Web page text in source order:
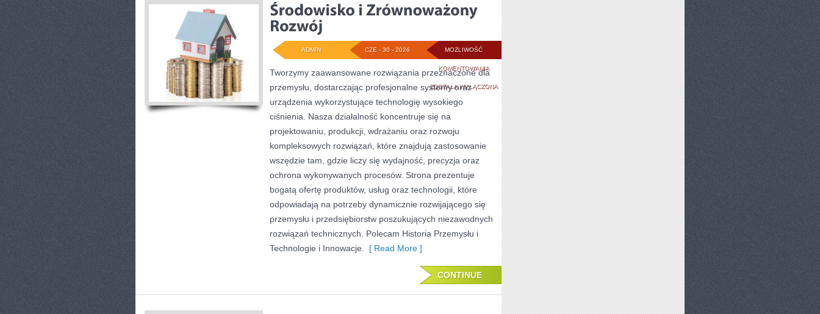
MOŻLIWOŚĆ
KOMENTOWANIAŚRODOWISKO
I
ZRÓWNOWAŻONY
ROZWÓJ
ZOSTAŁA WYŁĄCZONA
CZE - 30 - 2026
ADMIN
Tworzymy zaawansowane rozwiązania przeznaczone dla
przemysłu, dostarczając profesjonalne systemy oraz
urządzenia wykorzystujące technologię wysokiego
ciśnienia. Nasza działalność koncentruje się na
projektowaniu, produkcji, wdrażaniu oraz rozwoju
kompleksowych rozwiązań, które znajdują zastosowanie
wszędzie tam, gdzie liczy się wydajność, precyzja oraz
ochrona wykonywanych procesów. Strona prezentuje
bogatą ofertę produktów, usług oraz technologii, które
odpowiadają na potrzeby dynamicznie rozwijającego się
przemysłu i przedsiębiorstw poszukujących niezawodnych
rozwiązań technicznych. Polecam Historia Przemysłu i
Technologie i Innowacje.
[ Read More ]
CONTINUE